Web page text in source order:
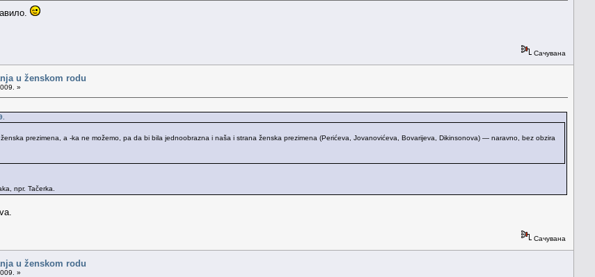
Сачувана
u ženskom rodu
»
prezimena, a -ka ne možemo, pa da bi bila jednoobrazna i naša i strana ženska prezimena (Perićeva, Jovanovićeva, Bovarijeva, Dikinsonova) — naravno, bez obzira
npr. Tačerka.
Сачувана
u ženskom rodu
»